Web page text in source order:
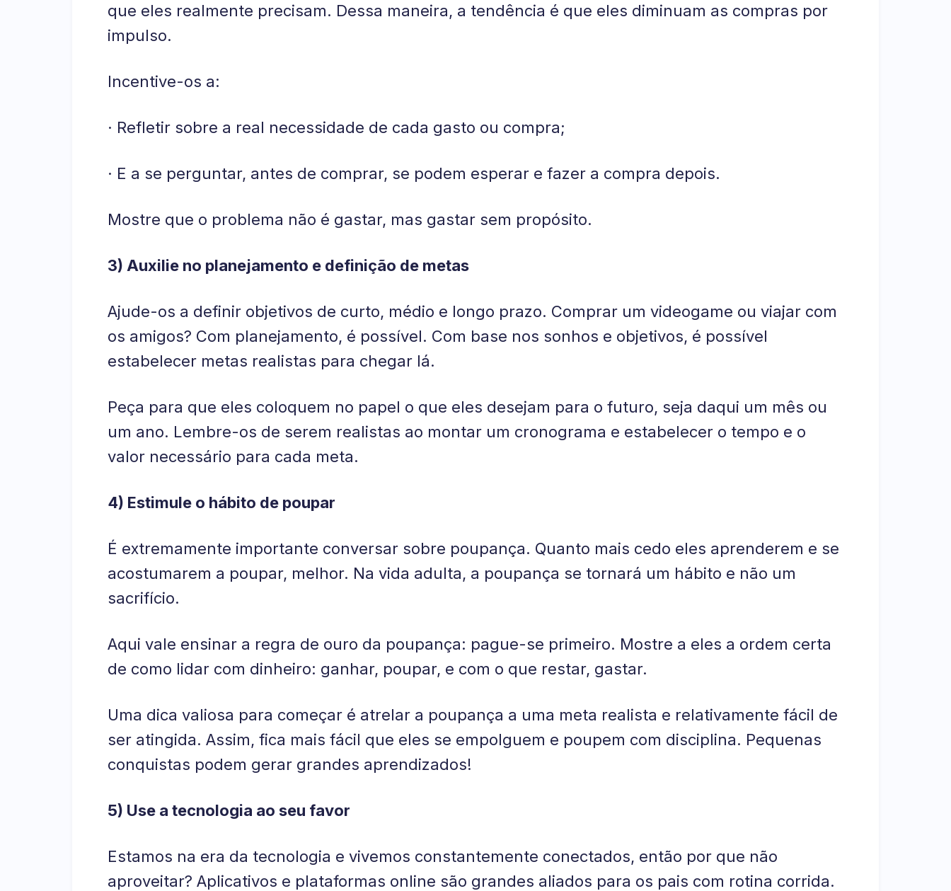
que eles realmente precisam. Dessa maneira, a tendência é que eles diminuam as compras por
impulso.
Incentive-os a:
· Refletir sobre a real necessidade de cada gasto ou compra;
· E a se perguntar, antes de comprar, se podem esperar e fazer a compra depois.
Mostre que o problema não é gastar, mas gastar sem propósito.
3) Auxilie no planejamento e definição de metas
Ajude-os a definir objetivos de curto, médio e longo prazo. Comprar um videogame ou viajar com
os amigos? Com planejamento, é possível. Com base nos sonhos e objetivos, é possível
estabelecer metas realistas para chegar lá.
Peça para que eles coloquem no papel o que eles desejam para o futuro, seja daqui um mês ou
um ano. Lembre-os de serem realistas ao montar um cronograma e estabelecer o tempo e o
valor necessário para cada meta.
4) Estimule o hábito de poupar
É extremamente importante conversar sobre poupança. Quanto mais cedo eles aprenderem e se
acostumarem a poupar, melhor. Na vida adulta, a poupança se tornará um hábito e não um
sacrifício.
Aqui vale ensinar a regra de ouro da poupança: pague-se primeiro. Mostre a eles a ordem certa
de como lidar com dinheiro: ganhar, poupar, e com o que restar, gastar.
Uma dica valiosa para começar é atrelar a poupança a uma meta realista e relativamente fácil de
ser atingida. Assim, fica mais fácil que eles se empolguem e poupem com disciplina. Pequenas
conquistas podem gerar grandes aprendizados!
5) Use a tecnologia ao seu favor
Estamos na era da tecnologia e vivemos constantemente conectados, então por que não
aproveitar? Aplicativos e plataformas online são grandes aliados para os pais com rotina corrida.